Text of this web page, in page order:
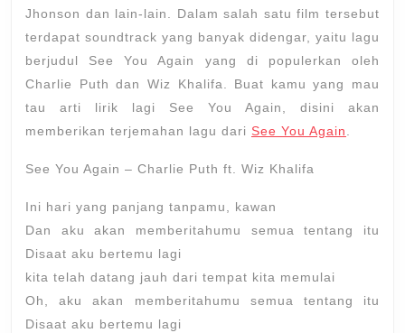
Jhonson dan lain-lain. Dalam salah satu film tersebut
terdapat soundtrack yang banyak didengar, yaitu lagu
berjudul See You Again yang di populerkan oleh
Charlie Puth dan Wiz Khalifa. Buat kamu yang mau
tau arti lirik lagi See You Again, disini akan
memberikan terjemahan lagu dari See You Again.
See You Again – Charlie Puth ft. Wiz Khalifa
Ini hari yang panjang tanpamu, kawan
Dan aku akan memberitahumu semua tentang itu
Disaat aku bertemu lagi
kita telah datang jauh dari tempat kita memulai
Oh, aku akan memberitahumu semua tentang itu
Disaat aku bertemu lagi